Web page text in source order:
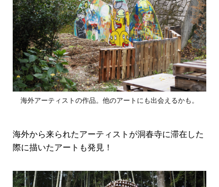
海外アーティストの作品。他のアートにも出会えるかも。
海外から来られたアーティストが洞春寺に滞在した
際に描いたアートも発見！